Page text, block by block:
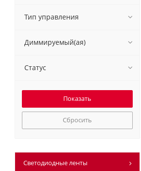
Тип управления
Диммируемый(ая)
Статус
Сбросить
Светодиодные ленты